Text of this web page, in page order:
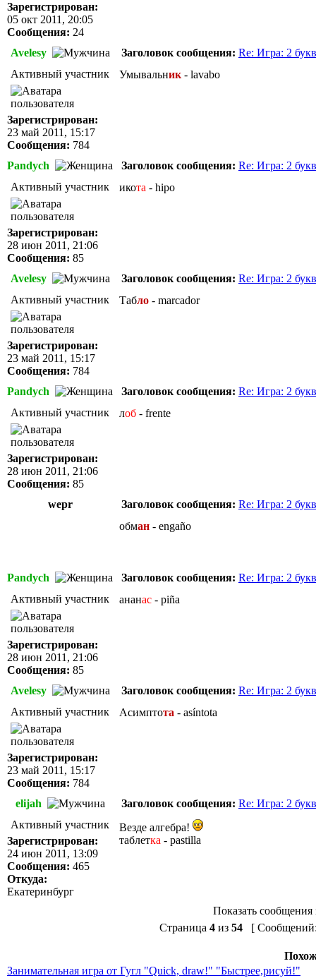
Зарегистрирован:
05 окт 2011, 20:05
Сообщения: 24
Avelesy Заголовок сообщения: Re: Игра: 2
Активный участник
Зарегистрирован:
23 май 2011, 15:17
Сообщения: 784
Умывальник - lavabo
Pandych Заголовок сообщения: Re: Игра: 2
Активный участник
Зарегистрирован:
28 июн 2011, 21:06
Сообщения: 85
икота - hipo
Avelesy Заголовок сообщения: Re: Игра: 2
Активный участник
Зарегистрирован:
23 май 2011, 15:17
Сообщения: 784
Табло - marcador
Pandych Заголовок сообщения: Re: Игра: 2
Активный участник
Зарегистрирован:
28 июн 2011, 21:06
Сообщения: 85
лоб - frente
wepr Заголовок сообщения: Re: Игра: 2
обман - engaño
Pandych Заголовок сообщения: Re: Игра: 2
Активный участник
Зарегистрирован:
28 июн 2011, 21:06
Сообщения: 85
ананас - piña
Avelesy Заголовок сообщения: Re: Игра: 2
Активный участник
Зарегистрирован:
23 май 2011, 15:17
Сообщения: 784
Асимптота - asíntota
elijah Заголовок сообщения: Re: Игра: 2
Активный участник
Зарегистрирован:
24 июн 2011, 13:09
Сообщения: 465
Откуда:
Екатеринбург
Везде алгебра!
таблетка - pastilla
Показать сообщения
Страница 4 из 54 [
Занимательная игра от Гугл "Quick, draw!" "Быстрее,рисуй!"